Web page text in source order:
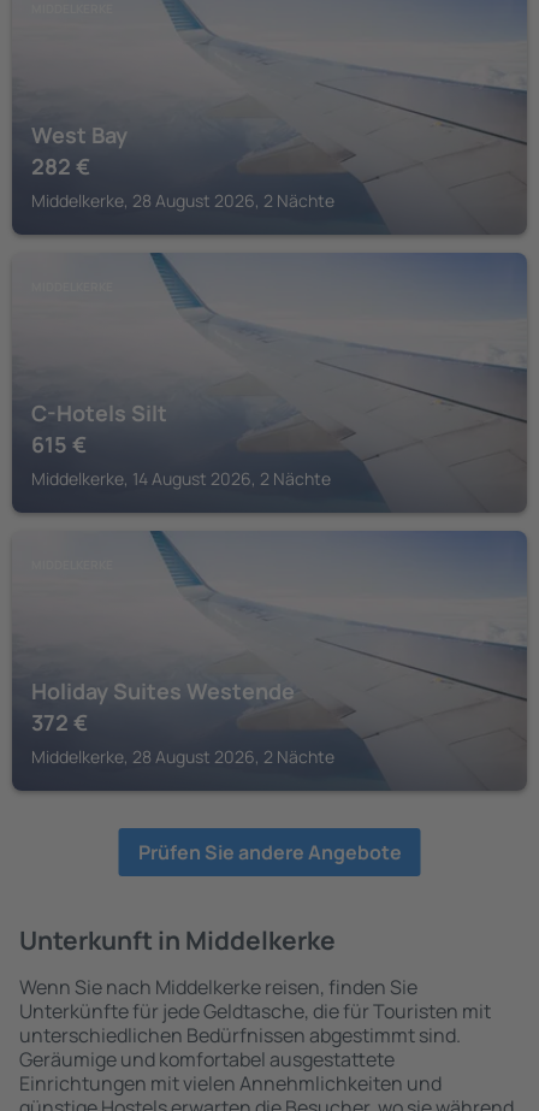
West Bay
282 €
Middelkerke, 28 August 2026, 2 Nächte
C-Hotels Silt
615 €
Middelkerke, 14 August 2026, 2 Nächte
Holiday Suites Westende
372 €
Middelkerke, 28 August 2026, 2 Nächte
Prüfen Sie andere Angebote
Unterkunft in Middelkerke
Wenn Sie nach Middelkerke reisen, finden Sie
Unterkünfte für jede Geldtasche, die für Touristen mit
unterschiedlichen Bedürfnissen abgestimmt sind.
Geräumige und komfortabel ausgestattete
Einrichtungen mit vielen Annehmlichkeiten und